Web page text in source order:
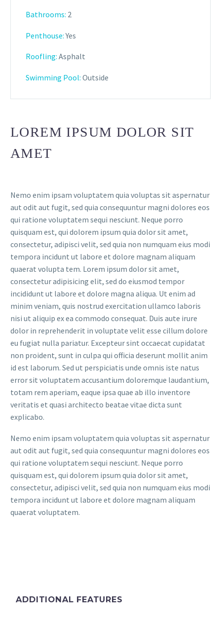
Bathrooms: 2
Penthouse:Yes
Roofling: Asphalt
Swimming Pool: Outside
LOREM IPSUM DOLOR SIT
AMET
Nemo enim ipsam voluptatem quia voluptas sit aspernatur
aut odit aut fugit, sed quia consequuntur magni dolores eos
qui ratione voluptatem sequi nesciunt. Neque porro
quisquam est, qui dolorem ipsum quia dolor sit amet,
consectetur, adipisci velit, sed quia non numquam eius modi
tempora incidunt ut labore et dolore magnam aliquam
quaerat volupta tem. Lorem ipsum dolor sit amet,
consectetur adipisicing elit, sed do eiusmod tempor
incididunt ut labore et dolore magna aliqua. Ut enim ad
minim veniam, quis nostrud exercitation ullamco laboris
nisi ut aliquip ex ea commodo consequat. Duis aute irure
dolor in reprehenderit in voluptate velit esse cillum dolore
eu fugiat nulla pariatur. Excepteur sint occaecat cupidatat
non proident, sunt in culpa qui officia deserunt mollit anim
id est laborum. Sed ut perspiciatis unde omnis iste natus
error sit voluptatem accusantium doloremque laudantium,
totam rem aperiam, eaque ipsa quae ab illo inventore
veritatis et quasi architecto beatae vitae dicta sunt
explicabo.
Nemo enim ipsam voluptatem quia voluptas sit aspernatur
aut odit aut fugit, sed quia consequuntur magni dolores eos
qui ratione voluptatem sequi nesciunt. Neque porro
quisquam est, qui dolorem ipsum quia dolor sit amet,
consectetur, adipisci velit, sed quia non numquam eius modi
tempora incidunt ut labore et dolore magnam aliquam
quaerat voluptatem.
ADDITIONAL FEATURES